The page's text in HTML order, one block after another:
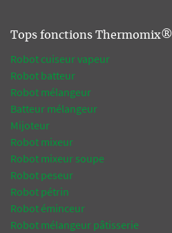
Tops fonctions Thermomix®
Robot cuiseur vapeur
Robot batteur
Robot mélangeur
Batteur mélangeur
Mijoteur
Robot mixeur
Robot mixeur soupe
Robot peseur
Robot pétrin
Robot éminceur
Robot mélangeur pâtisserie